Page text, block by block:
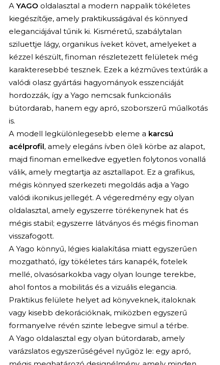
A YAGO oldalasztal a modern nappalik tökéletes
kiegészítője, amely praktikusságával és könnyed
eleganciájával tűnik ki. Kisméretű, szabálytalan
sziluettje lágy, organikus íveket követ, amelyeket a
kézzel készült, finoman részletezett felületek még
karakteresebbé tesznek. Ezek a kézműves textúrák a
valódi olasz gyártási hagyományok esszenciáját
hordozzák, így a Yago nemcsak funkcionális
bútordarab, hanem egy apró, szoborszerű műalkotás
is.
A modell legkülönlegesebb eleme a karcsú
acélprofil, amely elegáns ívben öleli körbe az alapot,
majd finoman emelkedve egyetlen folytonos vonallá
válik, amely megtartja az asztallapot. Ez a grafikus,
mégis könnyed szerkezeti megoldás adja a Yago
valódi ikonikus jellegét. A végeredmény egy olyan
oldalasztal, amely egyszerre törékenynek hat és
mégis stabil; egyszerre látványos és mégis finoman
visszafogott.
A Yago könnyű, légies kialakítása miatt egyszerűen
mozgatható, így tökéletes társ kanapék, fotelek
mellé, olvasósarkokba vagy olyan lounge terekbe,
ahol fontos a mobilitás és a vizuális elegancia.
Praktikus felülete helyet ad könyveknek, italoknak
vagy kisebb dekorációknak, miközben egyszerű
formanyelve révén szinte lebegve simul a térbe.
A Yago oldalasztal egy olyan bútordarab, amely
varázslatos egyszerűségével nyűgöz le: egy apró,